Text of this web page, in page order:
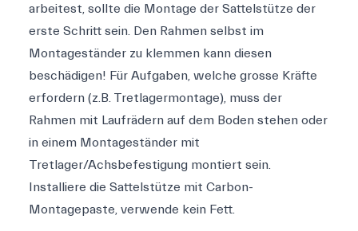
arbeitest, sollte die Montage der Sattelstütze der
erste Schritt sein. Den Rahmen selbst im
Montageständer zu klemmen kann diesen
beschädigen! Für Aufgaben, welche grosse Kräfte
erfordern (z.B. Tretlagermontage), muss der
Rahmen mit Laufrädern auf dem Boden stehen oder
in einem Montageständer mit
Tretlager/Achsbefestigung montiert sein.
Installiere die Sattelstütze mit Carbon-
Montagepaste, verwende kein Fett.